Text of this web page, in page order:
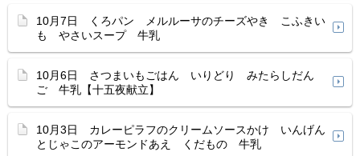
10月7日 くろパン メルルーサのチーズやき こふきい
も やさいスープ 牛乳
10月6日 さつまいもごはん いりどり みたらしだん
ご 牛乳【十五夜献立】
10月3日 カレーピラフのクリームソースかけ いんげん
とじゃこのアーモンドあえ くだもの 牛乳